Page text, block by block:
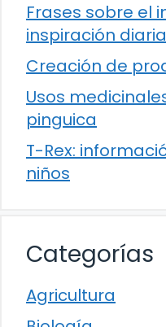
Frases sobre el
inspiración diaria
Creación de
Usos
pinguica
T-Rex:
niños
Categorías
Agricultura